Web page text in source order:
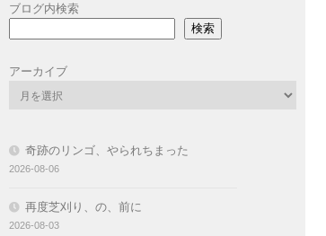
ブログ内検索
検索
アーカイブ
奇跡のリンゴ、やられちまった
2026-08-06
再度芝刈り、の、前に
2026-08-03